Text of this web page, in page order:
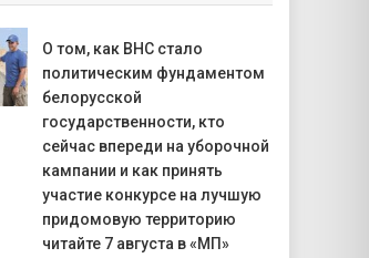
О том, как ВНС стало
политическим фундаментом
белорусской
государственности, кто
сейчас впереди на уборочной
кампании и как принять
участие конкурсе на лучшую
придомовую территорию
читайте 7 августа в «МП»